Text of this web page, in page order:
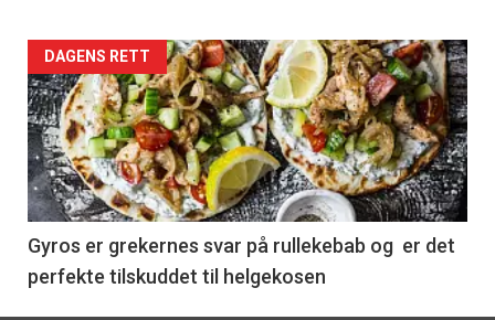
Forsiden
akkurat
nå
-
6
DAGENS RETT
Gyros er grekernes svar på rullekebab og er det
perfekte tilskuddet til helgekosen